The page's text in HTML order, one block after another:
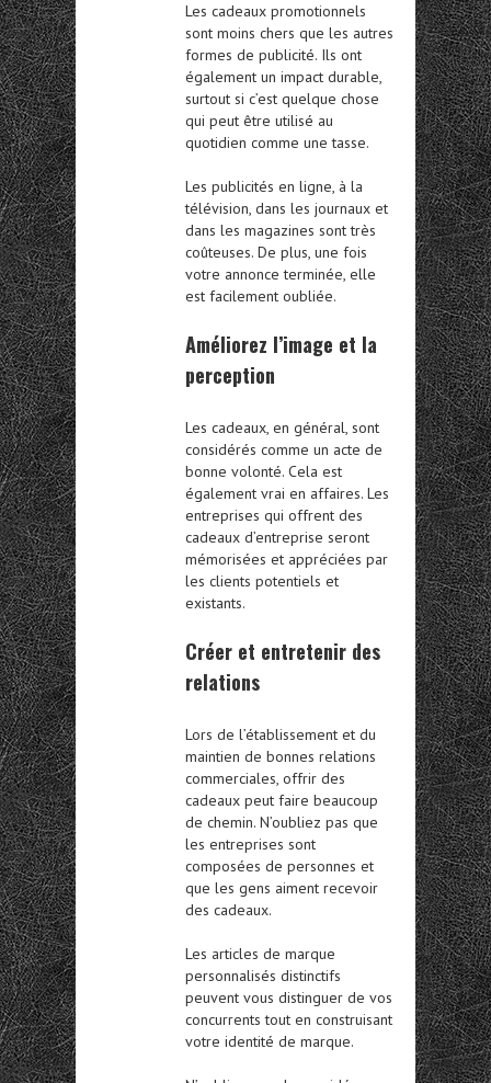
Les cadeaux promotionnels
sont moins chers que les autres
formes de publicité. Ils ont
également un impact durable,
surtout si c’est quelque chose
qui peut être utilisé au
quotidien comme une tasse.
Les publicités en ligne, à la
télévision, dans les journaux et
dans les magazines sont très
coûteuses. De plus, une fois
votre annonce terminée, elle
est facilement oubliée.
Améliorez l’image et la
perception
Les cadeaux, en général, sont
considérés comme un acte de
bonne volonté. Cela est
également vrai en affaires. Les
entreprises qui offrent des
cadeaux d’entreprise seront
mémorisées et appréciées par
les clients potentiels et
existants.
Créer et entretenir des
relations
Lors de l’établissement et du
maintien de bonnes relations
commerciales, offrir des
cadeaux peut faire beaucoup
de chemin. N’oubliez pas que
les entreprises sont
composées de personnes et
que les gens aiment recevoir
des cadeaux.
Les articles de marque
personnalisés distinctifs
peuvent vous distinguer de vos
concurrents tout en construisant
votre identité de marque.